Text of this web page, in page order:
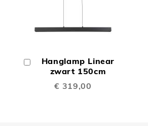
Hanglamp Linear
zwart 150cm
€ 319,00
Winkelwagen
TOEVOEGEN
TE